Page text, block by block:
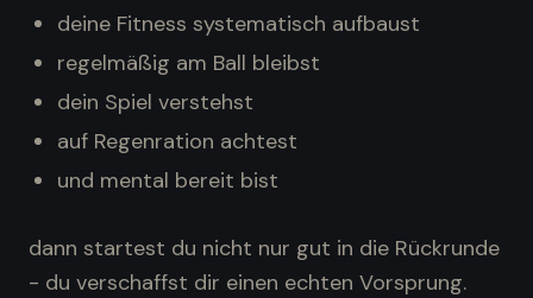
deine Fitness systematisch aufbaust
regelmäßig am Ball bleibst
dein Spiel verstehst
auf Regenration achtest
und mental bereit bist
dann startest du nicht nur gut in die Rückrunde
- du verschaffst dir einen echten Vorsprung.